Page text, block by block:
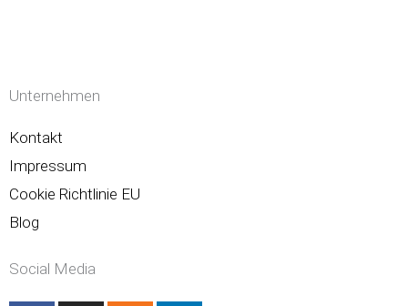
Unternehmen
Kontakt
Impressum
Cookie Richtlinie EU
Blog
Social Media